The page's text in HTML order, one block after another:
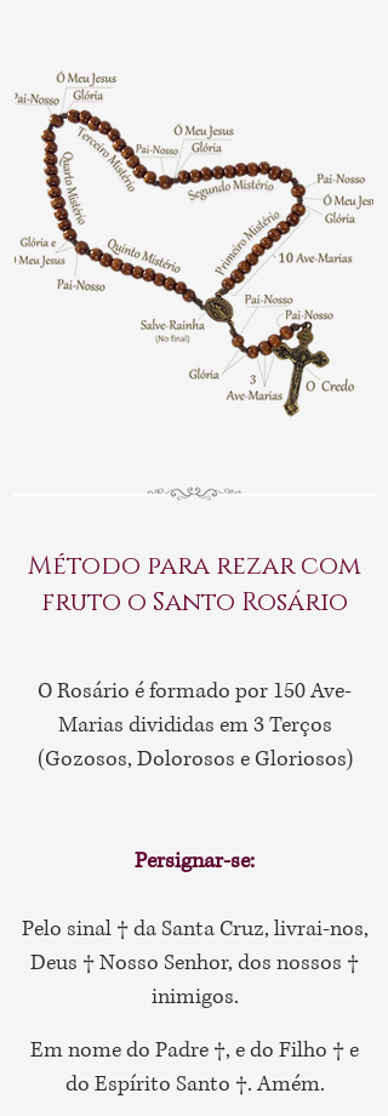
Método para rezar com
fruto o Santo Rosário
O Rosário é formado por 150 Ave-
Marias divididas em 3 Terços
(Gozosos, Dolorosos e Gloriosos)
Persignar-se:
Pelo sinal † da Santa Cruz, livrai-nos,
Deus † Nosso Senhor, dos nossos †
inimigos.
Em nome do Padre †, e do Filho † e
do Espírito Santo †. Amém.